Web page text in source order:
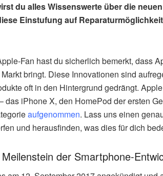
du alles Wissenswerte über die
Einstufung auf
Fan hast du sicherlich bemerkt, dass
bringt. Diese Innovationen sind
oft in den Hintergrund gedrängt.
das iPhone X, den HomePod der ersten
aufgenommen. Lass uns einen
und herausfinden, was dies für dich
der Smartphone-